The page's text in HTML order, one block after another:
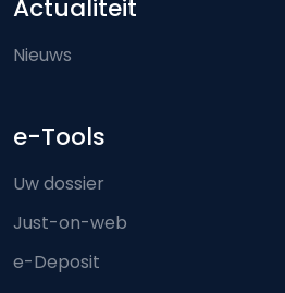
Actualiteit
Nieuws
e-Tools
Uw dossier
Just-on-web
e-Deposit